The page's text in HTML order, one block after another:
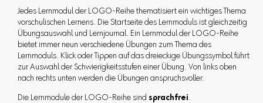
Jedes Lernmodul der LOGO-Reihe thematisiert ein wichtiges Thema
vorschulischen Lernens. Die Startseite des Lernmoduls ist gleichzeitig
Übungsauswahl und Lernjournal. Ein Lernmodul der LOGO-Reihe
bietet immer neun verschiedene Übungen zum Thema des
Lernmoduls. Klick oder Tippen auf das dreieckige Übungssymbol führt
zur Auswahl der Schwierigkeitsstufen einer Übung. Von links oben
nach rechts unten werden die Übungen anspruchsvoller.
Die Lernmodule der LOGO-Reihe sind sprachfrei.